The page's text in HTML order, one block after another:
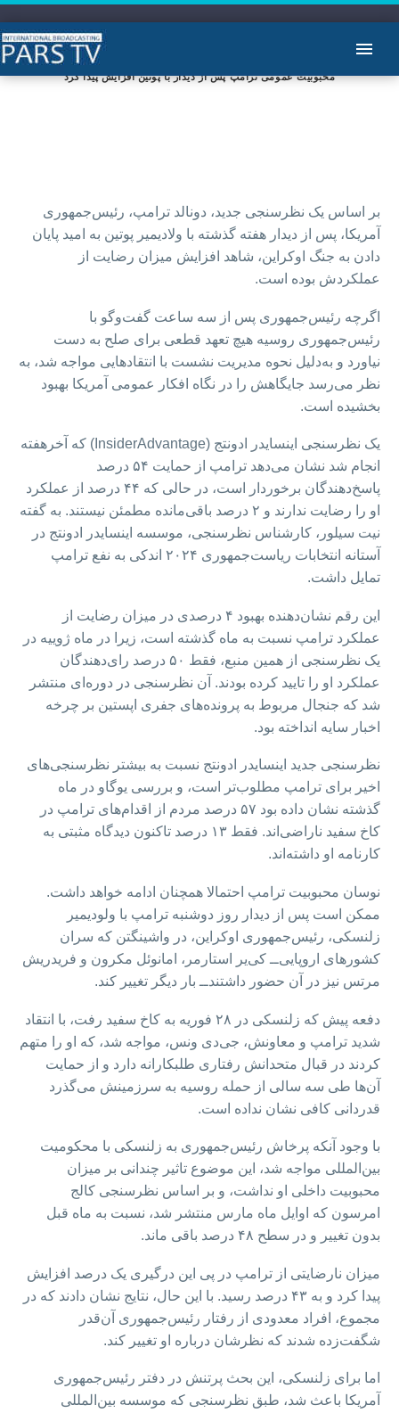
محبوبیت عمومی ترامپ پس از دیدار با پوتین افزایش پیدا کرد
بر اساس یک نظرسنجی جدید، دونالد ترامپ، رئیس‌جمهوری
آمریکا، پس از دیدار هفته گذشته با ولادیمیر پوتین به امید پایان
دادن به جنگ اوکراین، شاهد افزایش میزان رضایت از
عملکردش بوده است.
اگرچه رئیس‌جمهوری پس از سه ساعت گفت‌وگو با
رئیس‌جمهوری روسیه هیچ تعهد قطعی برای صلح به دست
نیاورد و به‌دلیل نحوه مدیریت نشست با انتقادهایی مواجه شد، به
نظر می‌رسد جایگاهش را در نگاه افکار عمومی آمریکا بهبود
بخشیده است.
یک نظرسنجی اینسایدر ادونتج (InsiderAdvantage) که آخرهفته
انجام شد نشان می‌دهد ترامپ از حمایت ۵۴ درصد
پاسخ‌دهندگان برخوردار است، در حالی که ۴۴ درصد از عملکرد
او را رضایت ندارند و ۲ درصد باقی‌مانده مطمئن نیستند. به گفته
نیت سیلور، کارشناس نظرسنجی، موسسه اینسایدر ادونتج در
آستانه انتخابات ریاست‌جمهوری ۲۰۲۴ اندکی به‌ نفع ترامپ
تمایل داشت.
این رقم نشان‌دهنده بهبود ۴ درصدی در میزان رضایت از
عملکرد ترامپ نسبت به ماه گذشته است، زیرا در ماه ژوییه در
یک نظرسنجی از همین منبع، فقط ۵۰ درصد رای‌دهندگان
عملکرد او را تایید کرده بودند. آن نظرسنجی در دوره‌ای منتشر
شد که جنجال مربوط به پرونده‌های جفری اپستین بر چرخه
اخبار سایه انداخته بود.
نظرسنجی جدید اینسایدر ادونتج نسبت به بیشتر نظرسنجی‌های
اخیر برای ترامپ مطلوب‌تر است، و بررسی یوگاو در ماه
گذشته نشان داده بود ۵۷ درصد مردم از اقدام‌های ترامپ در
کاخ سفید ناراضی‌اند. فقط ۱۳ درصد تاکنون دیدگاه مثبتی به
کارنامه او داشته‌اند.
نوسان محبوبیت ترامپ احتمالا همچنان ادامه خواهد داشت.
ممکن است پس از دیدار روز دوشنبه ترامپ با ولودیمیر
زلنسکی، رئیس‌جمهوری اوکراین، در واشینگتن که سران
کشورهای اروپایی‌ــ کی‌یر استارمر، امانوئل مکرون و فریدریش
مرتس نیز در آن حضور داشتند‌ــ بار دیگر تغییر کند.
دفعه پیش که زلنسکی در ۲۸ فوریه به کاخ سفید رفت، با انتقاد
شدید ترامپ و معاونش، جی‌دی ونس، مواجه شد، که او را متهم
کردند در قبال متحدانش رفتاری طلبکارانه دارد و از حمایت
آن‌ها طی سه سالی از حمله روسیه به سرزمینش می‌گذرد
قدردانی کافی نشان نداده است.
با وجود آنکه پرخاش رئیس‌جمهوری به زلنسکی با محکومیت
بین‌المللی مواجه شد، این موضوع تاثیر چندانی بر میزان
محبوبیت داخلی او نداشت، و بر اساس نظرسنجی کالج
امرسون که اوایل ماه مارس منتشر شد، نسبت به ماه قبل
بدون تغییر و در سطح ۴۸ درصد باقی ماند.
میزان نارضایتی از ترامپ در پی این درگیری یک درصد افزایش
پیدا کرد و به ۴۳ درصد رسید. با این حال، نتایج نشان دادند که در
مجموع، افراد معدودی از رفتار رئیس‌جمهوری آن‌قدر
شگفت‌زده شدند که نظرشان درباره او تغییر کند.
اما برای زلنسکی، این بحث پرتنش در دفتر رئیس‌جمهوری
آمریکا باعث شد، طبق نظرسنجی‌ که موسسه بین‌المللی